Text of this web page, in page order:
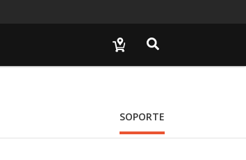
SOPORTE